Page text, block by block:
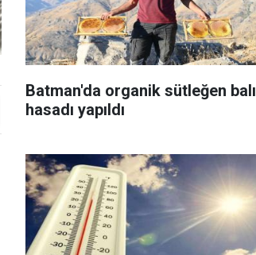
Batman'da organik sütleğen balı
hasadı yapıldı